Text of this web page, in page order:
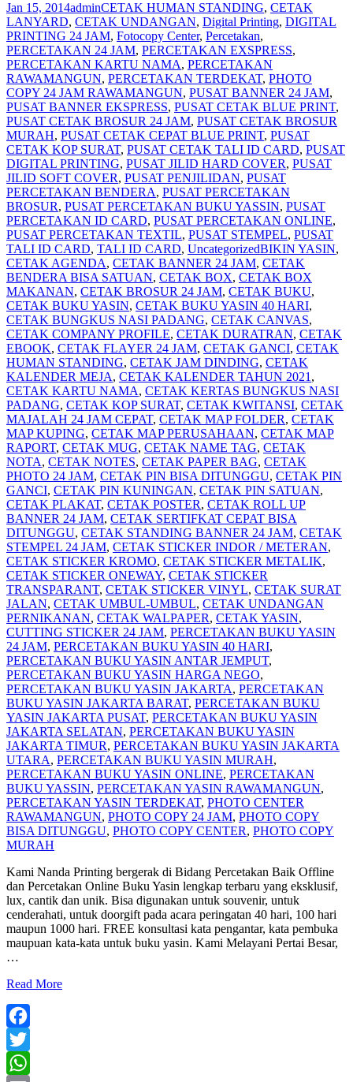
Jan 15, 2014adminCETAK HUMAN STANDING, CETAK
LANYARD, CETAK UNDANGAN, Digital Printing, DIGITAL
PRINTING 24 JAM, Fotocopy Center, Percetakan,
PERCETAKAN 24 JAM, PERCETAKAN EXSPRESS,
PERCETAKAN KARTU NAMA, PERCETAKAN
RAWAMANGUN, PERCETAKAN TERDEKAT, PHOTO
COPY 24 JAM RAWAMANGUN, PUSAT BANNER 24 JAM,
PUSAT BANNER EKSPRESS, PUSAT CETAK BLUE PRINT,
PUSAT CETAK BROSUR 24 JAM, PUSAT CETAK BROSUR
MURAH, PUSAT CETAK CEPAT BLUE PRINT, PUSAT
CETAK KOP SURAT, PUSAT CETAK TALI ID CARD, PUSAT
DIGITAL PRINTING, PUSAT JILID HARD COVER, PUSAT
JILID SOFT COVER, PUSAT PENJILIDAN, PUSAT
PERCETAKAN BENDERA, PUSAT PERCETAKAN
BROSUR, PUSAT PERCETAKAN BUKU YASSIN, PUSAT
PERCETAKAN ID CARD, PUSAT PERCETAKAN ONLINE,
PUSAT PERCETAKAN TEXTIL, PUSAT STEMPEL, PUSAT
TALI ID CARD, TALI ID CARD, UncategorizedBIKIN YASIN,
CETAK AGENDA, CETAK BANNER 24 JAM, CETAK
BENDERA BISA SATUAN, CETAK BOX, CETAK BOX
MAKANAN, CETAK BROSUR 24 JAM, CETAK BUKU,
CETAK BUKU YASIN, CETAK BUKU YASIN 40 HARI,
CETAK BUNGKUS NASI PADANG, CETAK CANVAS,
CETAK COMPANY PROFILE, CETAK DURATRAN, CETAK
EBOOK, CETAK FLAYER 24 JAM, CETAK GANCI, CETAK
HUMAN STANDING, CETAK JAM DINDING, CETAK
KALENDER MEJA, CETAK KALENDER TAHUN 2021 ,
CETAK KARTU NAMA, CETAK KERTAS BUNGKUS NASI
PADANG, CETAK KOP SURAT, CETAK KWITANSI, CETAK
MAJALAH 24 JAM CEPAT, CETAK MAP FOLDER, CETAK
MAP KUPING, CETAK MAP PERUSAHAAN, CETAK MAP
RAPORT, CETAK MUG, CETAK NAME TAG, CETAK
NOTA, CETAK NOTES, CETAK PAPER BAG, CETAK
PHOTO 24 JAM, CETAK PIN BISA DITUNGGU, CETAK PIN
GANCI, CETAK PIN KUNINGAN, CETAK PIN SATUAN,
CETAK PLAKAT, CETAK POSTER, CETAK ROLL UP
BANNER 24 JAM, CETAK SERTIFKAT CEPAT BISA
DITUNGGU, CETAK STANDING BANNER 24 JAM, CETAK
STEMPEL 24 JAM, CETAK STICKER INDOR / METERAN,
CETAK STICKER KROMO, CETAK STICKER METALIK,
CETAK STICKER ONEWAY, CETAK STICKER
TRANSPARANT, CETAK STICKER VINYL, CETAK SURAT
JALAN, CETAK UMBUL-UMBUL, CETAK UNDANGAN
PERNIKANAN, CETAK WALPAPER, CETAK YASIN,
CUTTING STICKER 24 JAM, PERCETAKAN BUKU YASIN
24 JAM, PERCETAKAN BUKU YASIN 40 HARI,
PERCETAKAN BUKU YASIN ANTAR JEMPUT,
PERCETAKAN BUKU YASIN HARGA NEGO,
PERCETAKAN BUKU YASIN JAKARTA, PERCETAKAN
BUKU YASIN JAKARTA BARAT, PERCETAKAN BUKU
YASIN JAKARTA PUSAT, PERCETAKAN BUKU YASIN
JAKARTA SELATAN, PERCETAKAN BUKU YASIN
JAKARTA TIMUR, PERCETAKAN BUKU YASIN JAKARTA
UTARA, PERCETAKAN BUKU YASIN MURAH,
PERCETAKAN BUKU YASIN ONLINE, PERCETAKAN
BUKU YASSIN, PERCETAKAN YASIN RAWAMANGUN,
PERCETAKAN YASIN TERDEKAT, PHOTO CENTER
RAWAMANGUN, PHOTO COPY 24 JAM, PHOTO COPY
BISA DITUNGGU, PHOTO COPY CENTER, PHOTO COPY
MURAH
Kami Nanda Printing bergerak di Bidang Percetakan Baik Offline
dan Percetakan Online Buku Yasin lengkap terbaru yang eksklusif,
lux, cantik dan unik. Bisa digunakan untuk souvenir, untuk
cenderahati, untuk doorgift pada acara peringatan 40 hari, 100 hari
maupun 1000 hari. FREE konsultasi kata pengantar, kata pembuka
maupuan kata-kata untuk buku yasin. Kami Melayani Pertai Besar,
…
Read More
Facebook
Twitter